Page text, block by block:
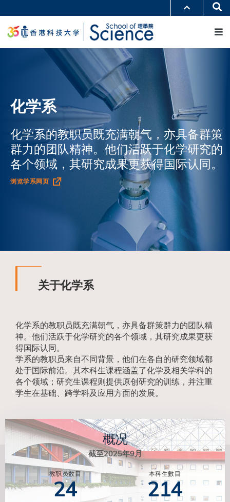
转
要
学术部门索引
生活@科大
教授简录
认识科大
化学系
化学系的教职员既充满朝气，亦具备群策
群力的团队精神。他们活跃于化学研究的
各个领域，其研究成果更获得国际认同。
浏览学系网页
关于化学系
化学系的教职员既充满朝气，亦具备群策群力的团队精
神。他们活跃于化学研究的各个领域，其研究成果更获
得国际认同。
学系的教职员来自不同背景，他们在各自的研究领域都
处于国际前沿。其本科生课程涵盖了化学及相关学科的
各个领域；研究生课程则提供原创研究的训练，并注重
学生在基础、跨学科及应用方面的发展。
概况
截至2025年9月
教职员数目
24
本科生數目
214